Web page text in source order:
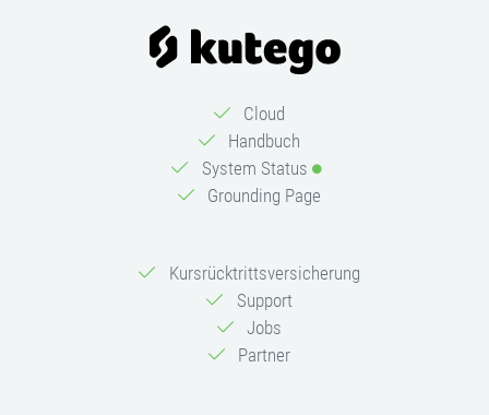
Cloud
Handbuch
System Status
Grounding Page
Kursrücktrittsversicherung
Support
Jobs
Partner